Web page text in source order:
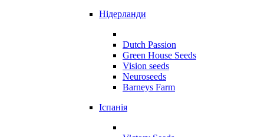
Нідерланди
Dutch Passion
Green House Seeds
Vision seeds
Neuroseeds
Barneys Farm
Іспанія